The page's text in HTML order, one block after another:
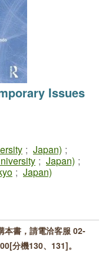
Issues
; Japan) ;
; Japan) ;
; Japan)
本書，請電洽客服 02-
分機130、131]。